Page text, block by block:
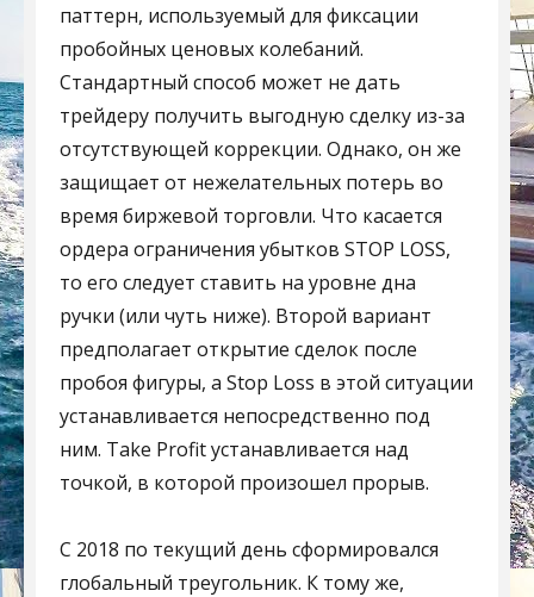
паттерн, используемый для фиксации
пробойных ценовых колебаний.
Стандартный способ может не дать
трейдеру получить выгодную сделку из-за
отсутствующей коррекции. Однако, он же
защищает от нежелательных потерь во
время биржевой торговли. Что касается
ордера ограничения убытков STOP LOSS,
то его следует ставить на уровне дна
ручки (или чуть ниже). Второй вариант
предполагает открытие сделок после
пробоя фигуры, а Stop Loss в этой ситуации
устанавливается непосредственно под
ним. Take Profit устанавливается над
точкой, в которой произошел прорыв.
С 2018 по текущий день сформировался
глобальный треугольник. К тому же,